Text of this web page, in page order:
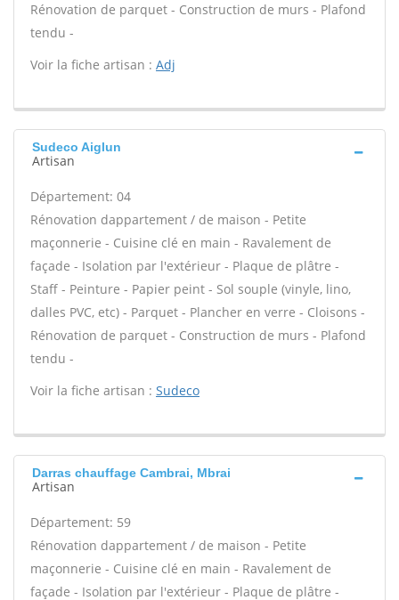
Rénovation de parquet - Construction de murs - Plafond
tendu -
Voir la fiche artisan : Adj
Sudeco Aiglun
Artisan
Département: 04
Rénovation dappartement / de maison - Petite
maçonnerie - Cuisine clé en main - Ravalement de
façade - Isolation par l'extérieur - Plaque de plâtre -
Staff - Peinture - Papier peint - Sol souple (vinyle, lino,
dalles PVC, etc) - Parquet - Plancher en verre - Cloisons -
Rénovation de parquet - Construction de murs - Plafond
tendu -
Voir la fiche artisan : Sudeco
Darras chauffage Cambrai, Mbrai
Artisan
Département: 59
Rénovation dappartement / de maison - Petite
maçonnerie - Cuisine clé en main - Ravalement de
façade - Isolation par l'extérieur - Plaque de plâtre -